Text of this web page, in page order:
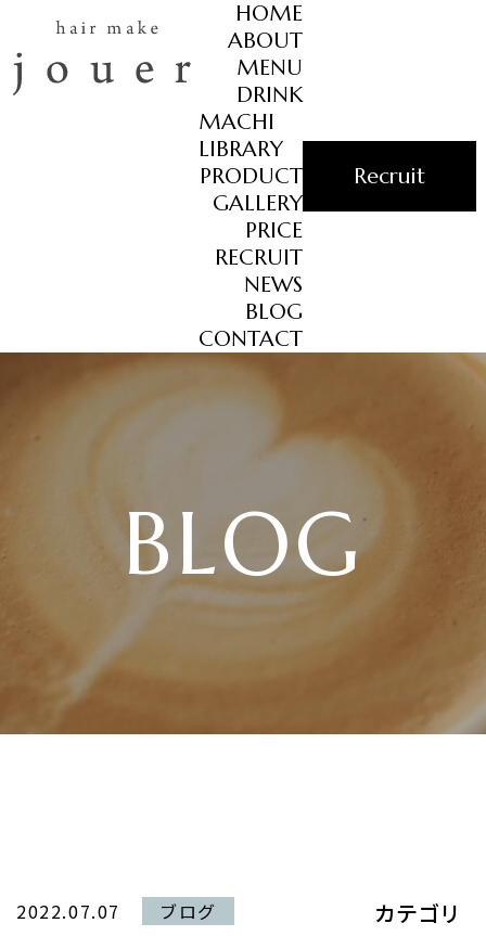
HOME
ABOUT
MENU
DRINK
MACHI
LIBRARY
PRODUCT
GALLERY
PRICE
RECRUIT
NEWS
BLOG
CONTACT
Recruit
BLOG
2022.07.07 ブログ カテゴリ